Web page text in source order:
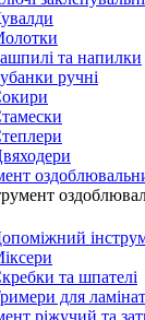
та напилки
ручні
та шпателі
для
ріжучий та